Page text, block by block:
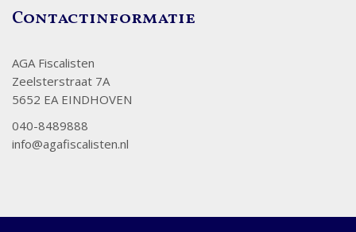
Contactinformatie
AGA Fiscalisten
Zeelsterstraat 7A
5652 EA EINDHOVEN
040-8489888
info@agafiscalisten.nl